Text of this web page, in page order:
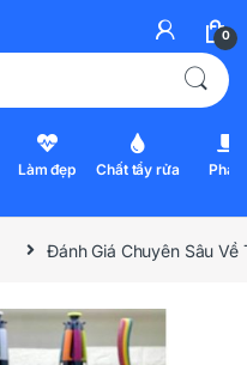
0
Làm đẹp Chất tẩy rửa Pha
Đánh Giá Chuyên Sâu Về